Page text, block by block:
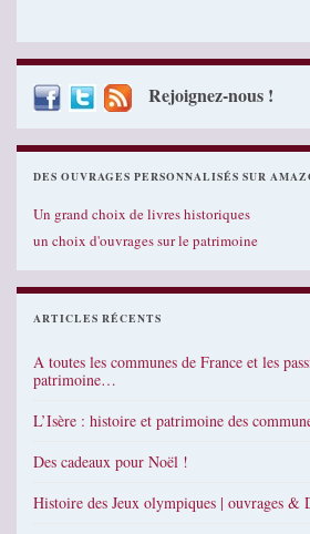
Rejoignez-nous !
DES OUVRAGES PERSONNALISÉS SUR
Un grand choix de livres historiques
un choix d'ouvrages sur le patrimoine
ARTICLES RÉCENTS
A toutes les communes de France et les
patrimoine…
L’Isère : histoire et patrimoine des
Des cadeaux pour Noël !
Histoire des Jeux olympiques | ouvrages &